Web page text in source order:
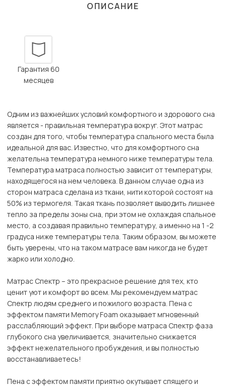
ОПИСАНИЕ
Гарантия 60
месяцев
Одним из важнейших условий комфортного и здорового сна
является - правильная температура вокруг. Этот матрас
создан для того, чтобы температура спального места была
идеальной для вас. Известно, что для комфортного сна
желательна температура немного ниже температуры тела.
Температура матраса полностью зависит от температуры,
находящегося на нем человека. В данном случае одна из
сторон матраса сделана из ткани, нити которой состоят на
50% из термогеля. Такая ткань позволяет выводить лишнее
тепло за пределы зоны сна, при этом не охлаждая спальное
место, а создавая правильно температуру, а именно на 1 -2
градуса ниже температуры тела. Таким образом, вы можете
быть уверены, что на таком матрасе вам никогда не будет
жарко или холодно.
Матрас Спектр – это прекрасное решение для тех, кто
ценит уют и комфорт во всем. Мы рекомендуем матрас
Спектр людям среднего и пожилого возраста. Пена с
эффектом памяти Memory Foam оказывает мгновенный
расслабляющий эффект. При выборе матраса Спектр фаза
глубокого сна увеличивается, значительно снижается
эффект нежелательного пробуждения, и вы полностью
восстанавливаетесь!
Пена с эффектом памяти приятно окутывает спящего и